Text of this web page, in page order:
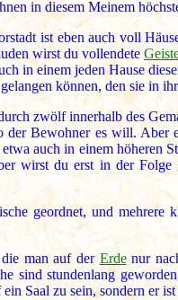
in diesem Meinem
ist eben auch voll
wirst du vollendete
in einem jeden Hause
können, den sie in
zwölf innerhalb des
Bewohner es will. Aber
auch in einem höheren
wirst du erst in der Folge
geordnet, und mehrere
man auf der Erdenur
sind stundenlang
Saal zu sein, sondern er